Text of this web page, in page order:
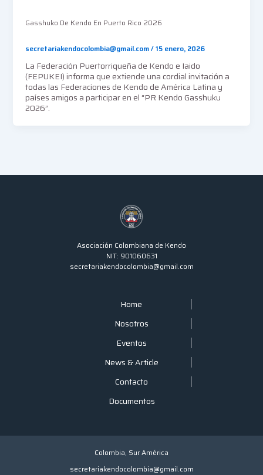
Gasshuko De Kendo En Puerto Rico 2026
secretariakendocolombia@gmail.com/15 enero, 2026
La Federación Puertorriqueña de Kendo e Iaido
(FEPUKEI) informa que extiende una cordial invitación a
todas las Federaciones de Kendo de América Latina y
países amigos a participar en el “PR Kendo Gasshuku
2026”.
Asociación Colombiana de Kendo
NIT: 901060631
secretariakendocolombia@gmail.com
Home
Nosotros
Eventos
News & Article
Contacto
Documentos
Colombia, Sur América
secretariakendocolombia@gmail.com